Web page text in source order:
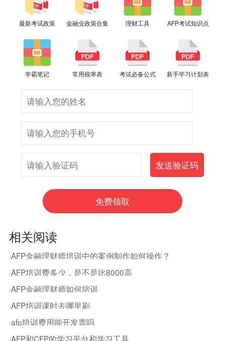
最新考试政策 金融业政策合集 理财工具 AFP考试知识点
学霸笔记 常用税率表 考试必备公式 新手学习计划表
相关阅读
·AFP金融理财师培训中的案例制作如何操作？
·AFP培训费多少，是不是比8000高
·AFP金融理财师如何培训
·AFP培训课时去哪里刷
·afp培训费用能开发票吗
·AFP和CFP的学习平台和学习工具